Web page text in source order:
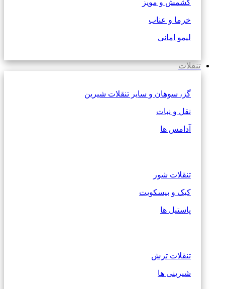
کشمش و مویز
خرما و عناب
لیمو امانی
تنقلات
گز، سوهان و سایر تنقلات شیرین
نقل و نبات
آدامس ها
تنقلات شور
کیک و بیسکویت
پاستیل ها
تنقلات ترش
شیرینی ها